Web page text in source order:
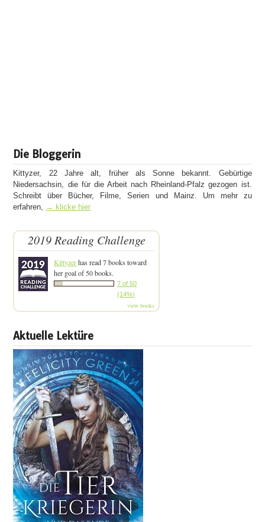
Die Bloggerin
Kittyzer, 22 Jahre alt, früher als Sonne bekannt. Gebürtige
Niedersachsin, die für die Arbeit nach Rheinland-Pfalz gezogen ist.
Schreibt über Bücher, Filme, Serien und Mainz. Um mehr zu
erfahren, → klicke hier
2019 Reading Challenge
Kittyzerhas read 7 books toward
her goal of 50 books.
7 of 50
(14%)
view books
Aktuelle Lektüre